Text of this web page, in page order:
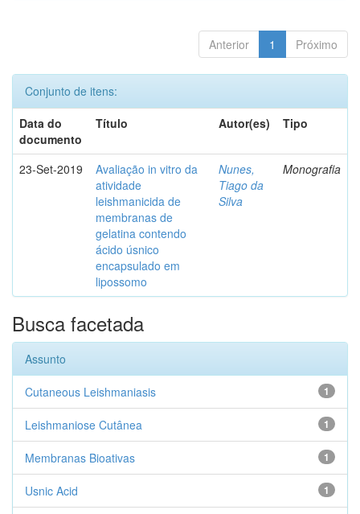
Anterior 1 Próximo
Conjunto de itens:
Data do
documento
Título Autor(es) Tipo
23-Set-2019
Avaliação in vitro da
atividade
leishmanicida de
membranas de
gelatina contendo
ácido úsnico
encapsulado em
lipossomo
Nunes,
Tiago da
Silva
Monografia
Busca facetada
Assunto
1
Cutaneous Leishmaniasis
1
Leishmaniose Cutânea
1
Membranas Bioativas
1
Usnic Acid